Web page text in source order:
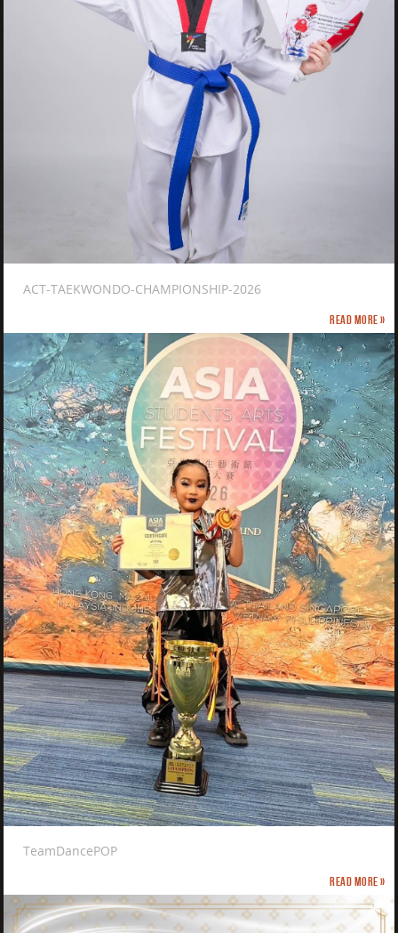
ACT-TAEKWONDO-CHAMPIONSHIP-2026
Read more »
TeamDancePOP
Read more »